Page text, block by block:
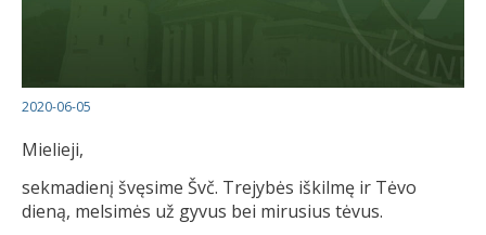
2020-06-05
Mielieji,
sekmadienį švęsime Švč. Trejybės iškilmę ir Tėvo
dieną, melsimės už gyvus bei mirusius tėvus.